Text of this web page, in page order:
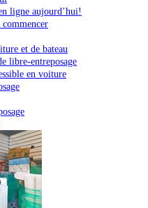
ligne aujourd’hui!
et de bateau
libre-entreposage
en voiture